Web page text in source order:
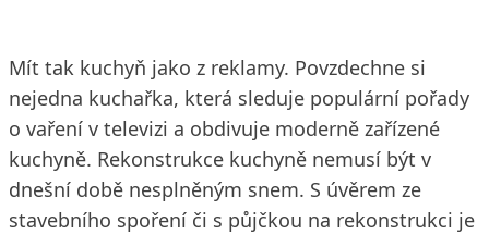
Mít tak kuchyň jako z reklamy. Povzdechne si
nejedna kuchařka, která sleduje populární pořady
o vaření v televizi a obdivuje moderně zařízené
kuchyně. Rekonstrukce kuchyně nemusí být v
dnešní době nesplněným snem. S úvěrem ze
stavebního spoření či s půjčkou na rekonstrukci je